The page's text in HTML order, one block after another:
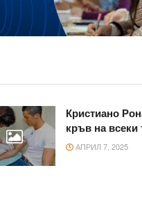
Кристиано
кръв на всеки
АПРИЛ 7, 2025